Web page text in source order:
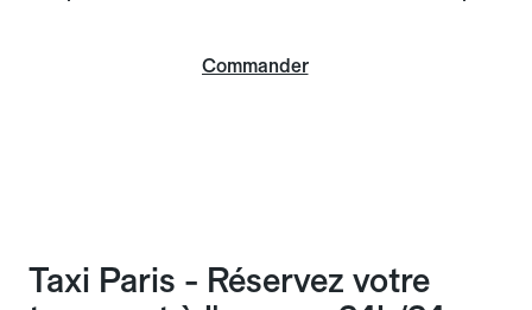
Commander
Taxi Paris - Réservez votre